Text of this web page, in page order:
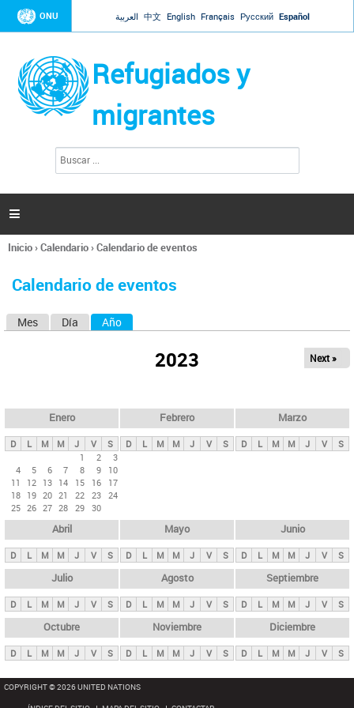
Jump to navigation
ONU العربية 中文 English Français Русский Español
Refugiados y
migrantes
l
d
s

Se
usted
Inicio›Calendario›Calendario de eventos
Calendario de eventos
s
p
n
i
p
a
l
s
Mes Día Año
2023 Next »
Enero
D L M M J V
S
1
2
3
4
5 6 7 8 9
10
11
12 13 14 15 16
17
18 19 20 21 22 23 24
25 26 27 28 29 30
Febrero
D L M M J V S
Marzo
D L M M J V S
Abril
D L M M J V S
Mayo
D L M M J V S
Junio
D L M M J V S
Julio
D L M M J V S
Agosto
D L M M J V S
Septiembre
D L M M J V S
Octubre
D L M M J V S
Noviembre
D L M M J V S
Diciembre
D L M M J V S
COPYRIGHT © 2026 UNITED NATIONS